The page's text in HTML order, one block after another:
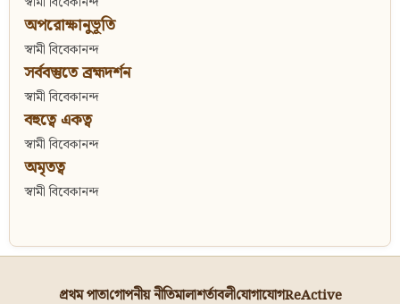
অপরোক্ষানুভূতি
স্বামী বিবেকানন্দ
সর্ববস্তুতে ব্রহ্মদর্শন
স্বামী বিবেকানন্দ
বহুত্বে একত্ব
স্বামী বিবেকানন্দ
অমৃতত্ব
স্বামী বিবেকানন্দ
প্রথম পাতাগোপনীয় নীতিমালাশর্তাবলীযোগাযোগReActive